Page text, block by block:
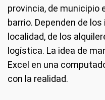
provincia, de municipio
barrio. Dependen de
localidad, de los
logística. La idea de
Excel en una
con la realidad.